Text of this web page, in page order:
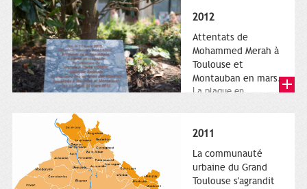
Métropole,
représentant l'anneau
de Moëbius.
2012
Attentats de
Mohammed Merah à
Toulouse et
Montauban en mars.
La plaque en
Charles-de-Gaulle.
2011
La communauté
urbaine du Grand
Toulouse s'agrandit